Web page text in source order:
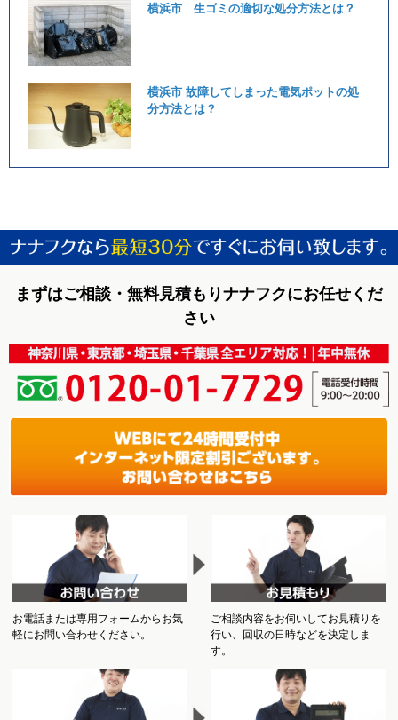
横浜市 生ゴミの適切な処分方法とは？
横浜市 故障してしまった電気ポットの処
分方法とは？
まずはご相談・無料見積もりナナフクにお任せくだ
さい
お電話または専用フォームからお気
軽にお問い合わせください。
ご相談内容をお伺いしてお見積りを
行い、回収の日時などを決定しま
す。